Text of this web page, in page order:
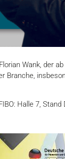
Wank, der
Branche,
Halle 7, Stand